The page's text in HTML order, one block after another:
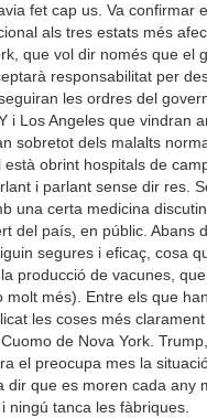
fet cap us. Va confirmar
als tres estats més
que vol dir només que el
responsabilitat per
les ordres del
i Los Angeles que vindran
sobretot dels malalts
està obrint hospitals de
i parlant sense dir res.
una certa medicina
del país, en públic. Abans
segures i eficaç, cosa
producció de vacunes,
molt més). Entre els que
les coses més
de Nova York.
el preocupa mes la
dir que es moren cada any
ningú tanca les fàbriques.